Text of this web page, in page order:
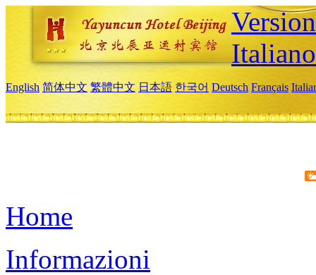
Italiano
English 简体中文 繁體中文 日本語 한국어 Deutsch Français
Home
Informazioni